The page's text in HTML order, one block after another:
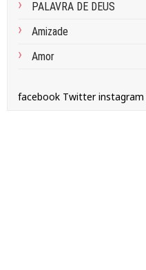
PALAVRA DE DEUS
Amizade
Amor
facebook Twitter instagram